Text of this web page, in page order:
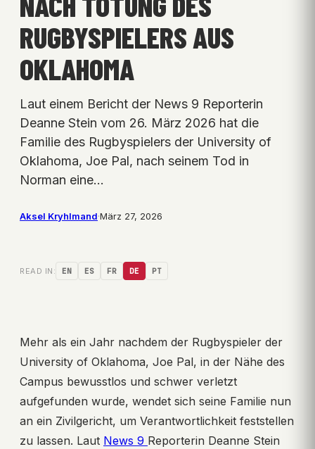
RUGBYSPIELERS AUS
OKLAHOMA
Laut einem Bericht der News 9 Reporterin
Deanne Stein vom 26. März 2026 hat die
Familie des Rugbyspielers der University of
Oklahoma, Joe Pal, nach seinem Tod in
Norman eine…
Aksel Kryhlmand·März 27, 2026
READ IN: EN ES FR DE PT
Mehr als ein Jahr nachdem der Rugbyspieler der
University of Oklahoma, Joe Pal, in der Nähe des
Campus bewusstlos und schwer verletzt
aufgefunden wurde, wendet sich seine Familie nun
an ein Zivilgericht, um Verantwortlichkeit feststellen
zu lassen. Laut News 9 Reporterin Deanne Stein